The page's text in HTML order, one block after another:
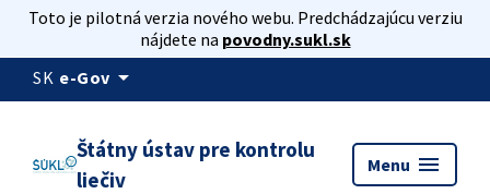
Toto je pilotná verzia nového webu. Predchádzajúcu verziu
nájdete na povodny.sukl.sk
SK e-Gov arrow_drop_down
Štátny ústav pre kontrolu
liečiv
Menu menu